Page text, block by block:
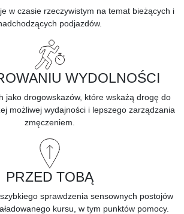
w czasie rzeczywistym na temat bieżących i
podjazdów.
WYDOLNOŚCI
jako drogowskazów, które wskażą drogę do
możliwej wydajności i lepszego zarządzania
zmęczeniem.
PRZED TOBĄ
sprawdzenia sensownych postojów
kursu, w tym punktów pomocy.